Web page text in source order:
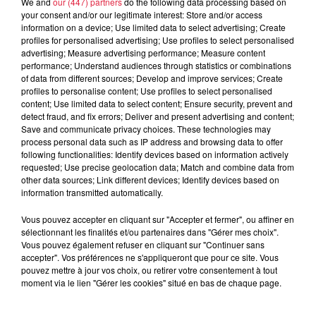
4 août 2026
Vélos d'occasion en Alsace : les
meilleures adresses pour rouler à...
4 août 2026
Bischheim : disparition d’une
adolescente de 16 ans
4 août 2026
Muttersholtz : après SensoRied,
voilà BotaRied
your consent and/or our legitimate interest: Store and/or access
information on a device; Use limited data to select advertising; Create
profiles for personalised advertising; Use profiles to select personalised
advertising; Measure advertising performance; Measure content
performance; Understand audiences through statistics or combinations
of data from different sources; Develop and improve services; Create
profiles to personalise content; Use profiles to select personalised
content; Use limited data to select content; Ensure security, prevent and
detect fraud, and fix errors; Deliver and present advertising and content;
Save and communicate privacy choices. These technologies may
process personal data such as IP address and browsing data to offer
following functionalities: Identify devices based on information actively
requested; Use precise geolocation data; Match and combine data from
other data sources; Link different devices; Identify devices based on
information transmitted automatically.
Vous pouvez accepter en cliquant sur "Accepter et fermer", ou affiner en
sélectionnant les finalités et/ou partenaires dans "Gérer mes choix".
Vous pouvez également refuser en cliquant sur "Continuer sans
accepter". Vos préférences ne s'appliqueront que pour ce site. Vous
pouvez mettre à jour vos choix, ou retirer votre consentement à tout
moment via le lien "Gérer les cookies" situé en bas de chaque page.